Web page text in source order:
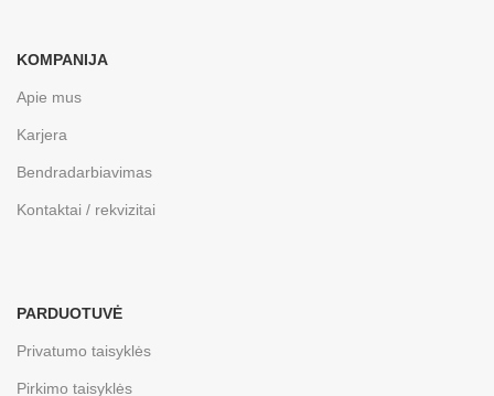
KOMPANIJA
Apie mus
Karjera
Bendradarbiavimas
Kontaktai / rekvizitai
PARDUOTUVĖ
Privatumo taisyklės
Pirkimo taisyklės